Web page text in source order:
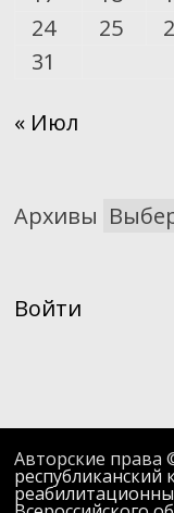
24
25
31
« Июл
Архивы
Войти
Авторские права
республиканский